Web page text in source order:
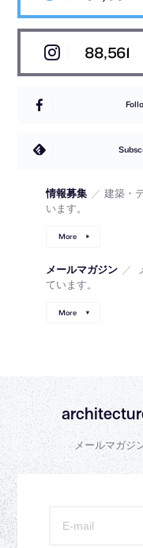
88,561
情報募集 ／ 建築・
います。
More
メールマガジン ／
ています。
More
メールマガジ